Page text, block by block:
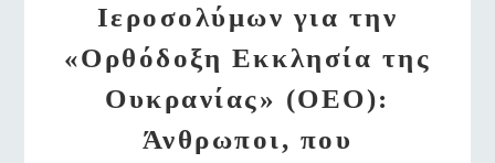
Ιεροσολύμων για την
«Ορθόδοξη Εκκλησία της
Ουκρανίας» (ΟΕΟ):
Άνθρωποι, που